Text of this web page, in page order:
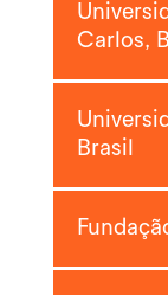
Carlos,
Brasil